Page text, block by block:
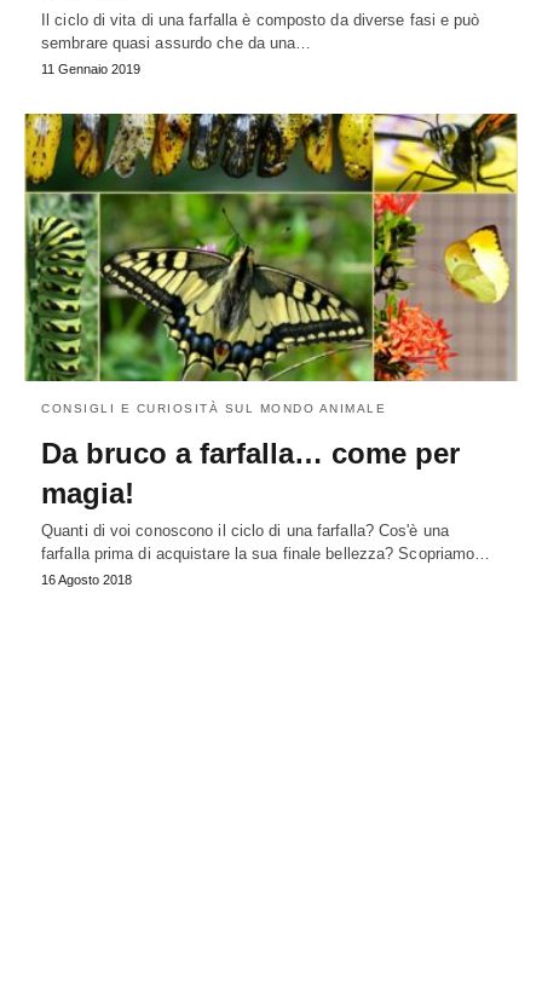
Il ciclo di vita di una farfalla è composto da diverse fasi e può
sembrare quasi assurdo che da una…
11 Gennaio 2019
CONSIGLI E CURIOSITÀ SUL MONDO ANIMALE
Da bruco a farfalla… come per
magia!
Quanti di voi conoscono il ciclo di una farfalla? Cos'è una
farfalla prima di acquistare la sua finale bellezza? Scopriamo…
16 Agosto 2018